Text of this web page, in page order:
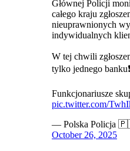
Głównej Policji
całego kraju
nieuprawnionych
indywidualnych
W tej chwili
tylko jednego banku❗️
Funkcjonariusze
pic.twitter.com/
— Polska Policja
October 26, 2025